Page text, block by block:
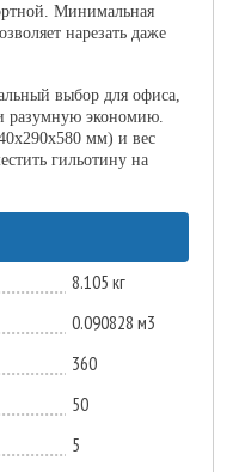
Минимальная
нарезать даже
выбор для офиса,
разумную экономию.
мм) и вес
гильотину на
8.105 кг
0.090828 м3
360
50
5